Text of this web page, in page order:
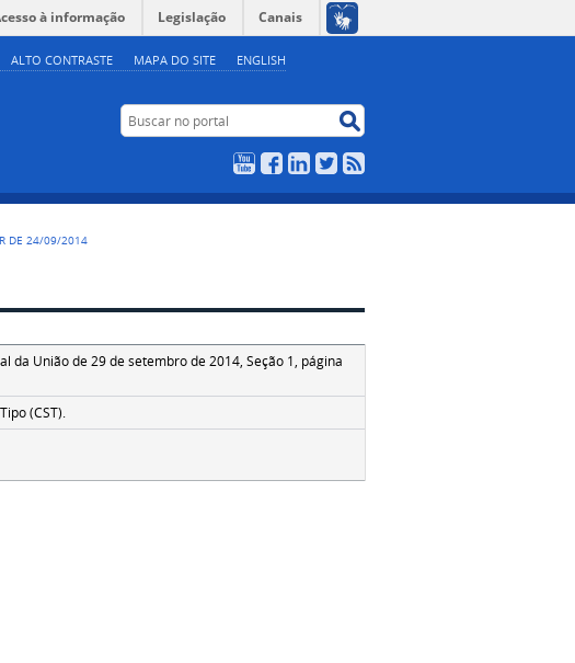
ALTO CONTRASTE MAPA DO SITE ENGLISH
à informação Legislação Canais
Buscar no portal
YouTubeFacebookLinkedIn
Twitter
DE 24/09/2014
da União de 29 de setembro de 2014, Seção 1, página
(CST).